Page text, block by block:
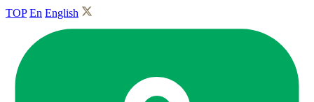
TOP En English